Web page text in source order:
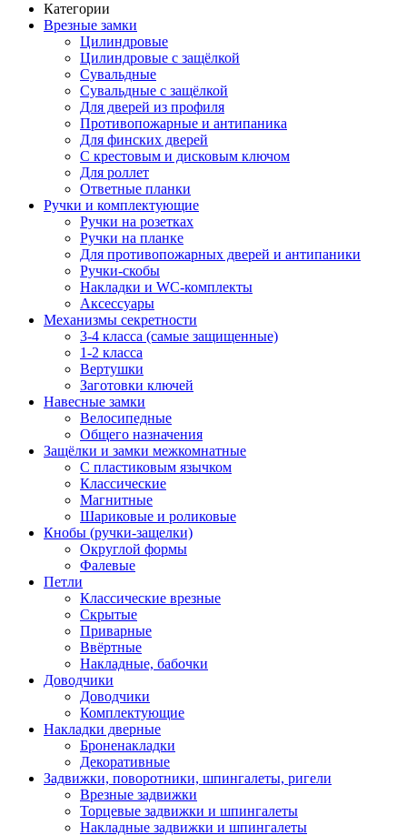
Категории
Врезные замки
Цилиндровые
Цилиндровые с защёлкой
Сувальдные
Сувальдные с защёлкой
Для дверей из профиля
Противопожарные и антипаника
Для финских дверей
С крестовым и дисковым ключом
Для роллет
Ответные планки
Ручки и комплектующие
Ручки на розетках
Ручки на планке
Для противопожарных дверей и антипаники
Ручки-скобы
Накладки и WC-комплекты
Аксессуары
Механизмы секретности
3-4 класса (самые защищенные)
1-2 класса
Вертушки
Заготовки ключей
Навесные замки
Велосипедные
Общего назначения
Защёлки и замки межкомнатные
С пластиковым язычком
Классические
Магнитные
Шариковые и роликовые
Кнобы (ручки-защелки)
Округлой формы
Фалевые
Петли
Классические врезные
Скрытые
Приварные
Ввёртные
Накладные, бабочки
Доводчики
Доводчики
Комплектующие
Накладки дверные
Броненакладки
Декоративные
Задвижки, поворотники, шпингалеты, ригели
Врезные задвижки
Торцевые задвижки и шпингалеты
Накладные задвижки и шпингалеты